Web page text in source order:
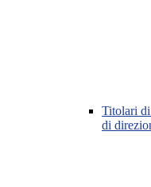
Titolari
di